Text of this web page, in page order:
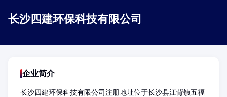
长沙四建环保科技有限公司
企业简介
长沙四建环保科技有限公司注册地址位于长沙县江背镇五福